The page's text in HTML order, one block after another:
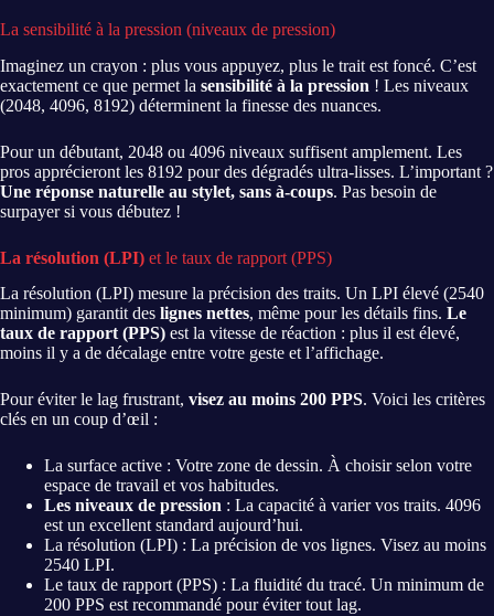
La sensibilité à la pression (niveaux de pression)
Imaginez un crayon : plus vous appuyez, plus le trait est foncé. C’est
exactement ce que permet la sensibilité à la pression ! Les niveaux
(2048, 4096, 8192) déterminent la finesse des nuances.
Pour un débutant, 2048 ou 4096 niveaux suffisent amplement. Les
pros apprécieront les 8192 pour des dégradés ultra-lisses. L’important ?
Une réponse naturelle au stylet, sans à-coups. Pas besoin de
surpayer si vous débutez !
La résolution (LPI) et le taux de rapport (PPS)
La résolution (LPI) mesure la précision des traits. Un LPI élevé (2540
minimum) garantit des lignes nettes, même pour les détails fins. Le
taux de rapport (PPS) est la vitesse de réaction : plus il est élevé,
moins il y a de décalage entre votre geste et l’affichage.
Pour éviter le lag frustrant, visez au moins 200 PPS. Voici les critères
clés en un coup d’œil :
La surface active : Votre zone de dessin. À choisir selon votre
espace de travail et vos habitudes.
Les niveaux de pression : La capacité à varier vos traits. 4096
est un excellent standard aujourd’hui.
La résolution (LPI) : La précision de vos lignes. Visez au moins
2540 LPI.
Le taux de rapport (PPS) : La fluidité du tracé. Un minimum de
200 PPS est recommandé pour éviter tout lag.